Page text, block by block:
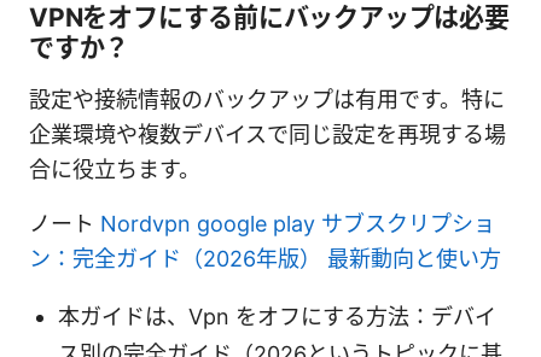
VPNをオフにする前にバックアップは必要
ですか？
設定や接続情報のバックアップは有用です。特に
企業環境や複数デバイスで同じ設定を再現する場
合に役立ちます。
ノート Nordvpn google play サブスクリプショ
ン：完全ガイド（2026年版） 最新動向と使い方
本ガイドは、Vpn をオフにする方法：デバイ